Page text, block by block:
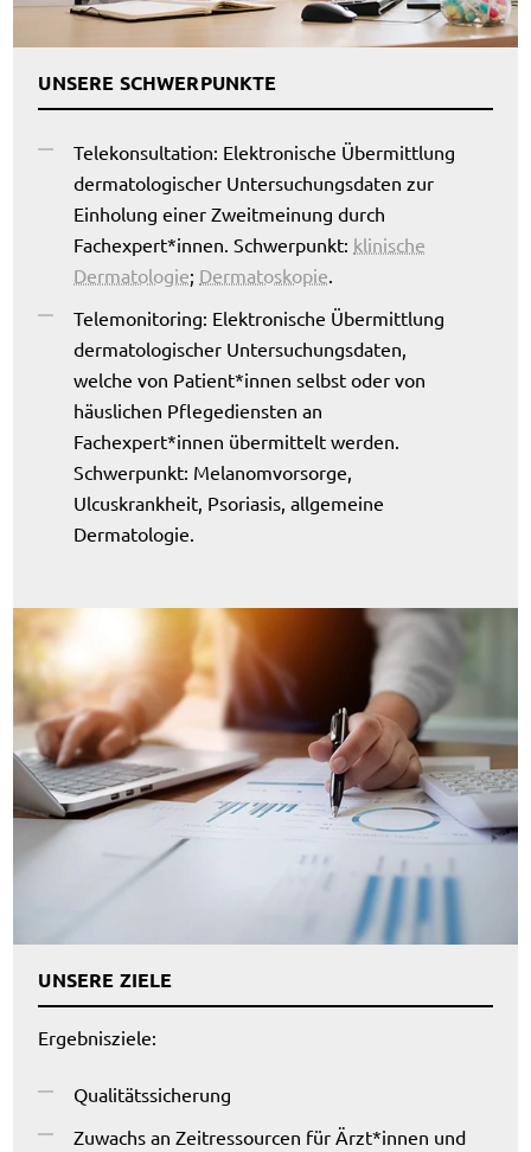
UNSERE SCHWERPUNKTE
Telekonsultation: Elektronische Übermittlung
dermatologischer Untersuchungsdaten zur
Einholung einer Zweitmeinung durch
Fachexpert*innen. Schwerpunkt: klinische
Dermatologie; Dermatoskopie.
Telemonitoring: Elektronische Übermittlung
dermatologischer Untersuchungsdaten,
welche von Patient*innen selbst oder von
häuslichen Pflegediensten an
Fachexpert*innen übermittelt werden.
Schwerpunkt: Melanomvorsorge,
Ulcuskrankheit, Psoriasis, allgemeine
Dermatologie.
UNSERE ZIELE
Ergebnisziele:
Qualitätssicherung
Zuwachs an Zeitressourcen für Ärzt*innen und